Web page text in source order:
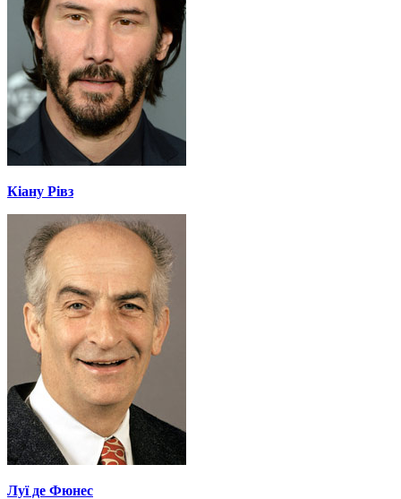
Кіану Рівз
Луї де Фюнес